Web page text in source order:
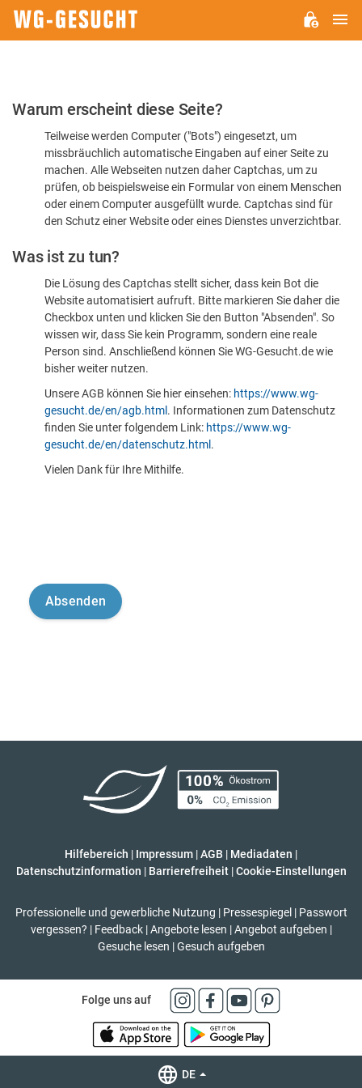
Bitte
dass
sind
Warum erscheint diese Seite?
Teilweise werden Computer ("Bots") eingesetzt, um
missbräuchlich automatische Eingaben auf einer Seite zu
machen. Alle Webseiten nutzen daher Captchas, um zu
prüfen, ob beispielsweise ein Formular von einem Menschen
oder einem Computer ausgefüllt wurde. Captchas sind für
den Schutz einer Website oder eines Dienstes unverzichtbar.
Was ist zu tun?
Die Lösung des Captchas stellt sicher, dass kein Bot die
Website automatisiert aufruft. Bitte markieren Sie daher die
Checkbox unten und klicken Sie den Button "Absenden". So
wissen wir, dass Sie kein Programm, sondern eine reale
Person sind. Anschließend können Sie WG-Gesucht.de wie
bisher weiter nutzen.
Unsere AGB können Sie hier einsehen: https://www.wg-
gesucht.de/en/agb.html . Informationen zum Datenschutz
finden Sie unter folgendem Link: https://www.wg-
gesucht.de/en/datenschutz.html .
Vielen Dank für Ihre Mithilfe.
Hilfebereich | Impressum |AGB | Mediadaten |
Datenschutzinformation | Barrierefreiheit | Cookie-Einstellungen
Professionelle und gewerbliche Nutzung | Pressespiegel | Passwort
vergessen? | Feedback | Angebote lesen | Angebot aufgeben |
Gesuche lesen | Gesuch aufgeben
Folge uns auf
DE